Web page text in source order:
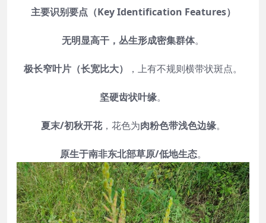
主要识别要点（Key Identification Features）
无明显高干，丛生形成密集群体。
极长窄叶片（长宽比大） ，上有不规则横带状斑点。
坚硬齿状叶缘。
夏末/初秋开花，花色为肉粉色带浅色边缘。
原生于南非东北部草原/低地生态。